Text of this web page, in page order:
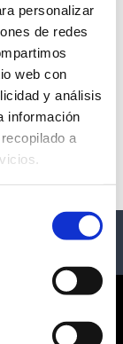
personalizar
de redes
web con
y análisis
información
a